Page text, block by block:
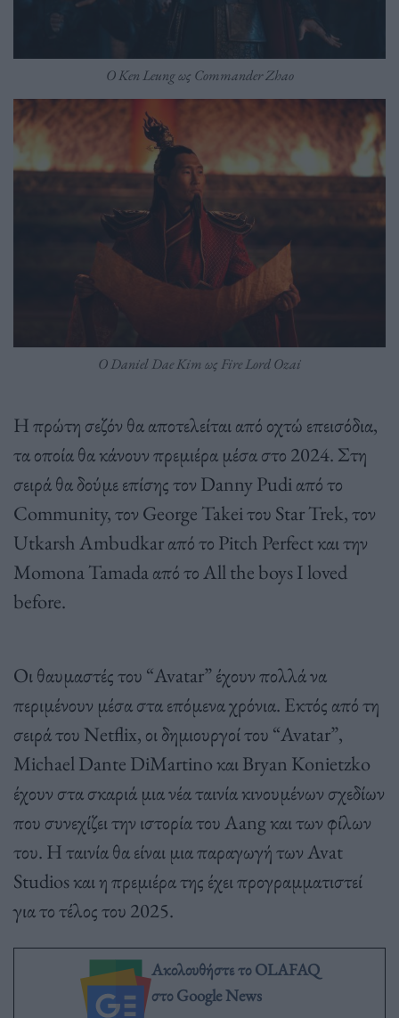
O Ken Leung ως Commander Zhao
Ο Daniel Dae Kim ως Fire Lord Ozai
H πρώτη σεζόν θα αποτελείται από οχτώ επεισόδια,
τα οποία θα κάνουν πρεμιέρα μέσα στο 2024. Στη
σειρά θα δούμε επίσης τον Danny Pudi από το
Community, τον George Takei του Star Trek, τον
Utkarsh Ambudkar από το Pitch Perfect και την
Momona Tamada από το All the boys I loved
before.
Οι θαυμαστές του “Avatar” έχουν πολλά να
περιμένουν μέσα στα επόμενα χρόνια. Εκτός από τη
σειρά του Netflix, οι δημιουργοί του “Avatar”,
Michael Dante DiMartino και Bryan Konietzko
έχουν στα σκαριά μια νέα ταινία κινουμένων σχεδίων
που συνεχίζει την ιστορία του Aang και των φίλων
του. Η ταινία θα είναι μια παραγωγή των Avat
Studios και η πρεμιέρα της έχει προγραμματιστεί
για το τέλος του 2025.
Ακολουθήστε το OLAFAQ
στο Google News